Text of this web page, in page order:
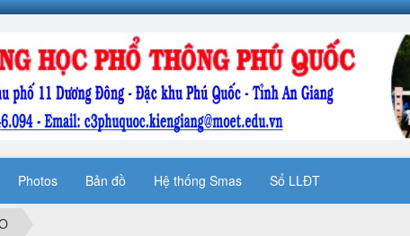
Photos Bản đồ Hệ thống Smas Sổ LLĐT